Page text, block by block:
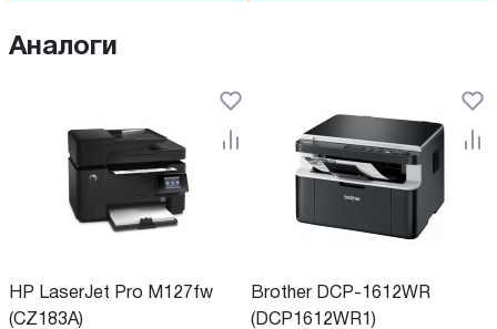
Аналоги
HP LaserJet Pro M127fw
(CZ183A)
Brother DCP-1612WR
(DCP1612WR1)